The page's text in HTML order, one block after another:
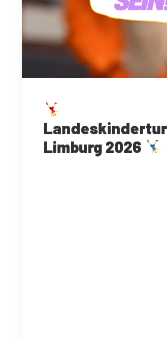
Limburg 2026